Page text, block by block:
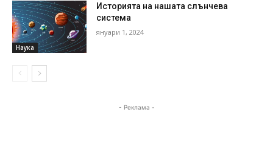
Наука
Историята на нашата слънчева
система
януари 1, 2024
- Реклама -